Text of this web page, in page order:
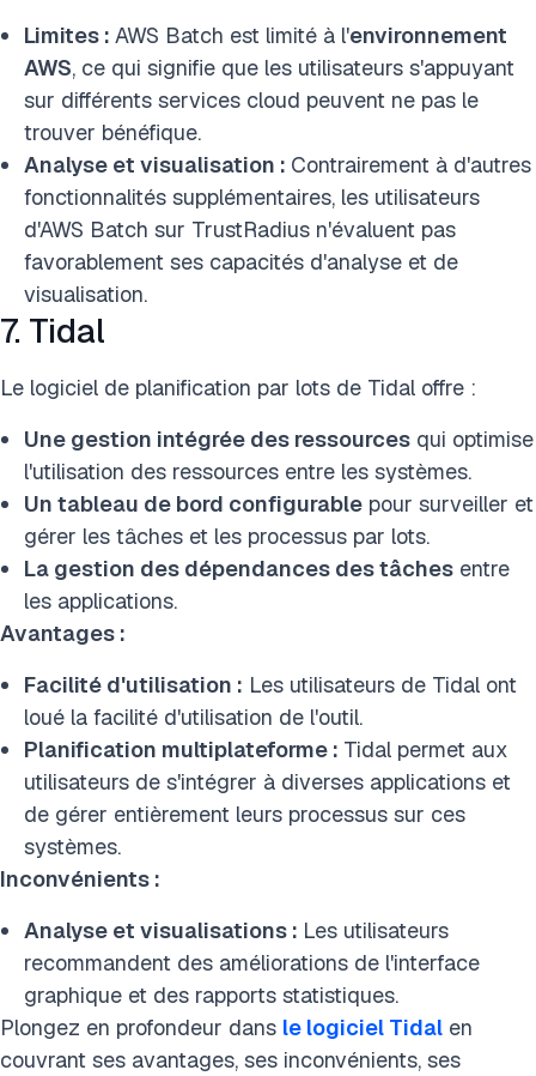
Limites : AWS Batch est limité à l'environnement
AWS, ce qui signifie que les utilisateurs s'appuyant
sur différents services cloud peuvent ne pas le
trouver bénéfique.
Analyse et visualisation : Contrairement à d'autres
fonctionnalités supplémentaires, les utilisateurs
d'AWS Batch sur TrustRadius n'évaluent pas
favorablement ses capacités d'analyse et de
visualisation.
7. Tidal
Le logiciel de planification par lots de Tidal offre :
Une gestion intégrée des ressources qui optimise
l'utilisation des ressources entre les systèmes.
Un tableau de bord configurable pour surveiller et
gérer les tâches et les processus par lots.
La gestion des dépendances des tâches entre
les applications.
Avantages :
Facilité d'utilisation : Les utilisateurs de Tidal ont
loué la facilité d'utilisation de l'outil.
Planification multiplateforme : Tidal permet aux
utilisateurs de s'intégrer à diverses applications et
de gérer entièrement leurs processus sur ces
systèmes.
Inconvénients :
Analyse et visualisations : Les utilisateurs
recommandent des améliorations de l'interface
graphique et des rapports statistiques.
Plongez en profondeur dans le logiciel Tidal en
couvrant ses avantages, ses inconvénients, ses